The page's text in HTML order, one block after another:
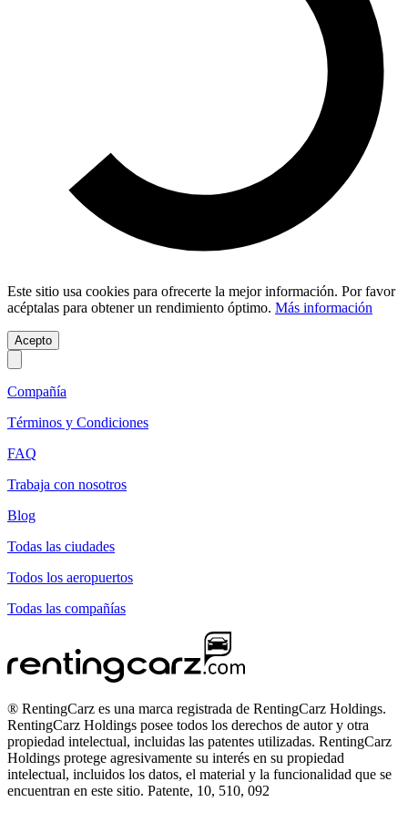
Este sitio usa cookies para ofrecerte la mejor información. Por favor
acéptalas para obtener un rendimiento óptimo. Más información
Acepto
Compañía
Términos y Condiciones
FAQ
Trabaja con nosotros
Blog
Todas las ciudades
Todos los aeropuertos
Todas las compañías
® RentingCarz es una marca registrada de RentingCarz Holdings.
RentingCarz Holdings posee todos los derechos de autor y otra
propiedad intelectual, incluidas las patentes utilizadas. RentingCarz
Holdings protege agresivamente su interés en su propiedad
intelectual, incluidos los datos, el material y la funcionalidad que se
encuentran en este sitio. Patente, 10, 510, 092